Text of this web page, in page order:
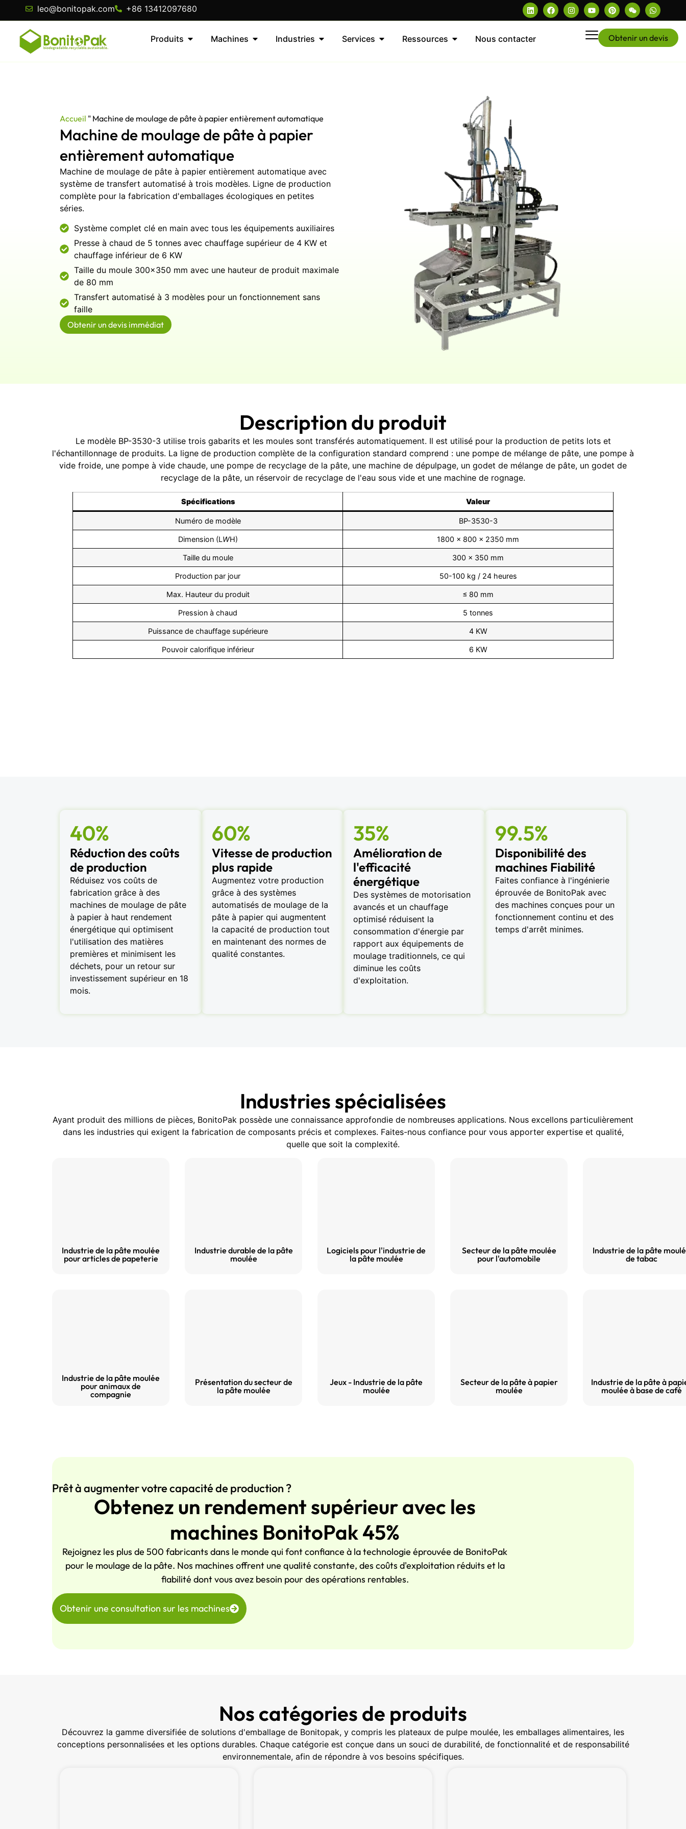
leo@bonitopak.com +86 13412097680
Produits Machines Industries Services Ressources Nous contacter Obtenir un devis
Accueil " Machine de moulage de pâte à papier entièrement automatique
Machine de moulage de pâte à papier
entièrement automatique
Machine de moulage de pâte à papier entièrement automatique avec
système de transfert automatisé à trois modèles. Ligne de production
complète pour la fabrication d'emballages écologiques en petites
séries.
Système complet clé en main avec tous les équipements auxiliaires
Presse à chaud de 5 tonnes avec chauffage supérieur de 4 KW et
chauffage inférieur de 6 KW
Taille du moule 300×350 mm avec une hauteur de produit maximale
de 80 mm
Transfert automatisé à 3 modèles pour un fonctionnement sans
faille
Obtenir un devis immédiat
Description du produit
Le modèle BP-3530-3 utilise trois gabarits et les moules sont transférés automatiquement. Il est utilisé pour la production de petits lots et
l'échantillonnage de produits. La ligne de production complète de la configuration standard comprend : une pompe de mélange de pâte, une pompe à
vide froide, une pompe à vide chaude, une pompe de recyclage de la pâte, une machine de dépulpage, un godet de mélange de pâte, un godet de
recyclage de la pâte, un réservoir de recyclage de l'eau sous vide et une machine de rognage.
Spécifications Valeur
Numéro de modèle BP-3530-3
Dimension (LWH) 1800 × 800 × 2350 mm
Taille du moule 300 × 350 mm
Production par jour 50-100 kg / 24 heures
Max. Hauteur du produit ≤ 80 mm
Pression à chaud 5 tonnes
Puissance de chauffage supérieure 4 KW
Pouvoir calorifique inférieur 6 KW
40%
Réduction des coûts
de production
Réduisez vos coûts de
fabrication grâce à des
machines de moulage de pâte
à papier à haut rendement
énergétique qui optimisent
l'utilisation des matières
premières et minimisent les
déchets, pour un retour sur
investissement supérieur en 18
mois.
60%
Vitesse de production
plus rapide
Augmentez votre production
grâce à des systèmes
automatisés de moulage de la
pâte à papier qui augmentent
la capacité de production tout
en maintenant des normes de
qualité constantes.
35%
Amélioration de
l'efficacité
énergétique
Des systèmes de motorisation
avancés et un chauffage
optimisé réduisent la
consommation d'énergie par
rapport aux équipements de
moulage traditionnels, ce qui
diminue les coûts
d'exploitation.
99.5%
Disponibilité des
machines Fiabilité
Faites confiance à l'ingénierie
éprouvée de BonitoPak avec
des machines conçues pour un
fonctionnement continu et des
temps d'arrêt minimes.
Industries spécialisées
Ayant produit des millions de pièces, BonitoPak possède une connaissance approfondie de nombreuses applications. Nous excellons particulièrement
dans les industries qui exigent la fabrication de composants précis et complexes. Faites-nous confiance pour vous apporter expertise et qualité,
quelle que soit la complexité.
Industrie de la pâte moulée
pour articles de papeterie
Industrie durable de la pâte
moulée
Logiciels pour l'industrie de
la pâte moulée
Secteur de la pâte moulée
pour l'automobile
Industrie de la pâte
de tabac
Industrie de la pâte moulée
pour animaux de
compagnie
Présentation du secteur de
la pâte moulée
Jeux - Industrie de la pâte
moulée
Secteur de la pâte à papier
moulée
Industrie de la pâte à
moulée à base de café
Prêt à augmenter votre capacité de production ?
Obtenez un rendement supérieur avec les
machines BonitoPak 45%
Rejoignez les plus de 500 fabricants dans le monde qui font confiance à la technologie éprouvée de BonitoPak
pour le moulage de la pâte. Nos machines offrent une qualité constante, des coûts d'exploitation réduits et la
fiabilité dont vous avez besoin pour des opérations rentables.
Obtenir une consultation sur les machines
Nos catégories de produits
Découvrez la gamme diversifiée de solutions d'emballage de Bonitopak, y compris les plateaux de pulpe moulée, les emballages alimentaires, les
conceptions personnalisées et les options durables. Chaque catégorie est conçue dans un souci de durabilité, de fonctionnalité et de responsabilité
environnementale, afin de répondre à vos besoins spécifiques.